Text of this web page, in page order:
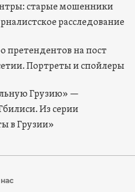
старые мошенники
расследование
претендентов на пост
Портреты и спойлеры
Грузию» —
Из серии
в Грузии»